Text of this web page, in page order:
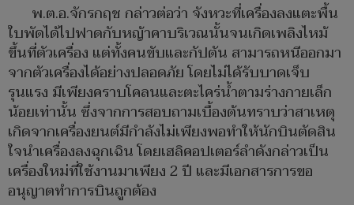
พ.ต.อ.จักรกฤช กล่าวต่อว่า จังหวะที่เครื่องลงแตะพื้น
ใบพัดได้ไปฟาดกับหญ้าคาบริเวณนั้นจนเกิดเพลิงไหม้
ขึ้นที่ตัวเครื่อง แต่ทั้งคนขับและกัปตัน สามารถหนีออกมา
จากตัวเครื่องได้อย่างปลอดภัย โดยไม่ได้รับบาดเจ็บ
รุนแรง มีเพียงคราบโคลนและตะไคร่น้ำตามร่างกายเล็ก
น้อยเท่านั้น ซึ่งจากการสอบถามเบื้องต้นทราบว่าสาเหตุ
เกิดจากเครื่องยนต์มีกำลังไม่เพียงพอทำให้นักบินตัดสิน
ใจนำเครื่องลงฉุกเฉิน โดยเฮลิคอปเตอร์ลำดังกล่าวเป็น
เครื่องใหม่ที่ใช้งานมาเพียง 2 ปี และมีเอกสารการขอ
อนุญาตทำการบินถูกต้อง